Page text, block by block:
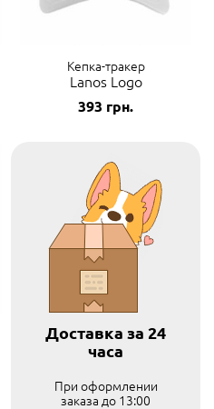
Кепка-тракер
Lanos Logo
393 грн.
Доставка за 24
часа
При оформлении
заказа до 13:00